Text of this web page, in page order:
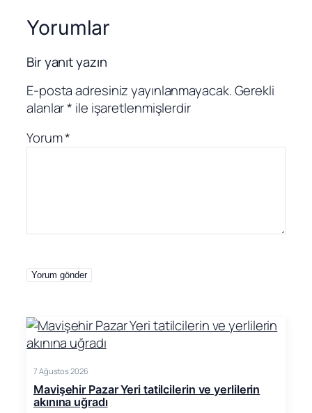
Yorumlar
Bir yanıt yazın
E-posta adresiniz yayınlanmayacak.Gerekli
alanlar* ile işaretlenmişlerdir
Yorum*
7 Ağustos 2026
Mavişehir Pazar Yeri tatilcilerin ve yerlilerin
akınına uğradı